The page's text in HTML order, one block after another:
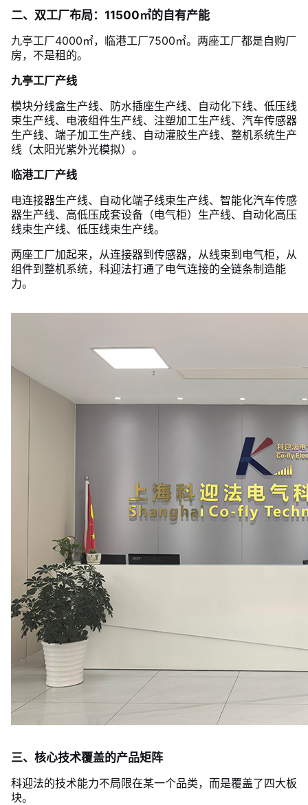
二、双工厂布局：11500㎡的自有产能
九亭工厂4000㎡，临港工厂7500㎡。两座工厂都是自购厂
房，不是租的。
九亭工厂产线
模块分线盒生产线、防水插座生产线、自动化下线、低压线
束生产线、电液组件生产线、注塑加工生产线、汽车传感器
生产线、端子加工生产线、自动灌胶生产线、整机系统生产
线（太阳光紫外光模拟）。
临港工厂产线
电连接器生产线、自动化端子线束生产线、智能化汽车传感
器生产线、高低压成套设备（电气柜）生产线、自动化高压
线束生产线、低压线束生产线。
两座工厂加起来，从连接器到传感器，从线束到电气柜，从
组件到整机系统，科迎法打通了电气连接的全链条制造能
力。
三、核心技术覆盖的产品矩阵
科迎法的技术能力不局限在某一个品类，而是覆盖了四大板
块。